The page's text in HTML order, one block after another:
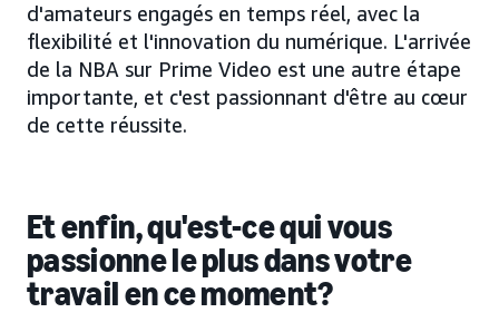
d'amateurs engagés en temps réel, avec la
flexibilité et l'innovation du numérique. L'arrivée
de la NBA sur Prime Video est une autre étape
importante, et c'est passionnant d'être au cœur
de cette réussite.
Et enfin, qu'est-ce qui vous
passionne le plus dans votre
travail en ce moment?